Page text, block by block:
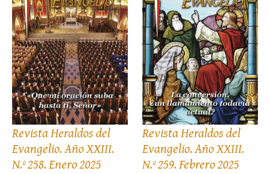
Revista Heraldos del
Evangelio. Año XXIII.
N.º 258. Enero 2025
Revista Heraldos del
Evangelio. Año XXIII.
N.º 259. Febrero 2025